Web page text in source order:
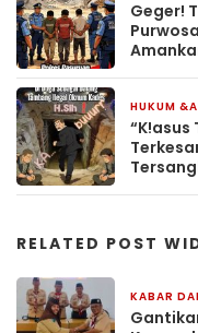
Geger!
HUKUM
RELATED POST
KABAR